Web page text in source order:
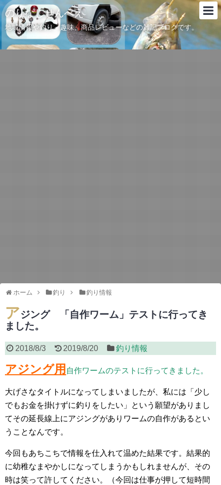
のりなしせんべえ
地域情報や釣り、趣味、商品レビューなどの雑記ブログです。
ホーム 釣り 釣り情報
アジング 「自作ワーム」テストに行ってき
ました。
2018/8/3 2019/8/20 釣り情報
アジング用 自作ワームのテストに行ってきました。
大げさなタイトルになってしまいましたが、私には「少し
でもお金を掛けずに釣りをしたい」という願望がありまし
てその延長線上にアジングがありワームの自作があるとい
うことなんです。
今回もあちこちで情報を仕入れて温めた結果です。結果的
に幼稚なまやかしになってしまうかもしれませんが、その
時は笑って許してください。（今回は仕事が押して短時間